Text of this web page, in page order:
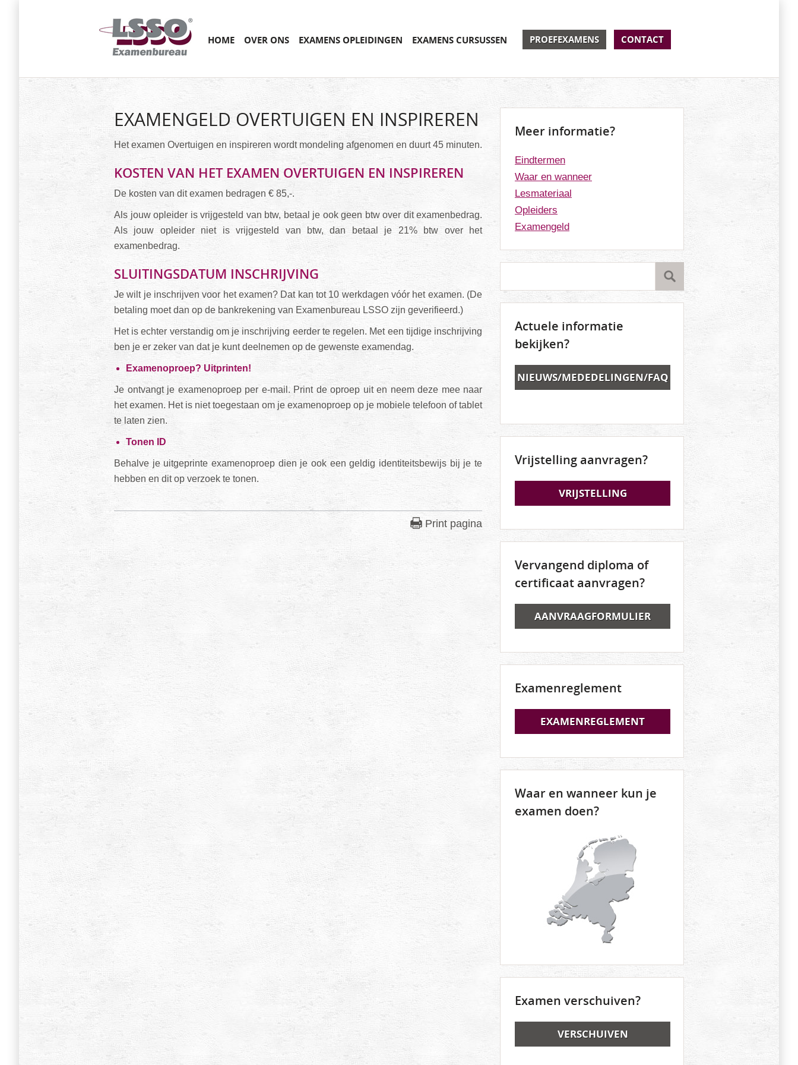
Main menu
SKIP
HOME OVER ONS EXAMENS OPLEIDINGEN EXAMENS CURSUSSEN PROEFEXAMENS CONTACT
EXAMENGELD OVERTUIGEN EN INSPIREREN
Het examen Overtuigen en inspireren wordt mondeling afgenomen en duurt 45 minuten.
KOSTEN VAN HET EXAMEN OVERTUIGEN EN INSPIREREN
De kosten van dit examen bedragen € 85,-.
Als jouw opleider is vrijgesteld van btw, betaal je ook geen btw over dit examenbedrag.
Als jouw opleider niet is vrijgesteld van btw, dan betaal je 21% btw over het
examenbedrag.
SLUITINGSDATUM INSCHRIJVING
Je wilt je inschrijven voor het examen? Dat kan tot 10 werkdagen vóór het examen. (De
betaling moet dan op de bankrekening van Examenbureau LSSO zijn geverifieerd.)
Het is echter verstandig om je inschrijving eerder te regelen. Met een tijdige inschrijving
ben je er zeker van dat je kunt deelnemen op de gewenste examendag.
Examenoproep? Uitprinten!
Je ontvangt je examenoproep per e-mail. Print de oproep uit en neem deze mee naar
het examen. Het is niet toegestaan om je examenoproep op je mobiele telefoon of tablet
te laten zien.
Tonen ID
Behalve je uitgeprinte examenoproep dien je ook een geldig identiteitsbewijs bij je te
hebben en dit op verzoek te tonen.
Print pagina
Meer informatie?
Eindtermen
Waar en wanneer
Lesmateriaal
Opleiders
Examengeld
Actuele informatie
bekijken?
NIEUWS/MEDEDELINGEN/FAQ
Vrijstelling aanvragen?
VRIJSTELLING
Vervangend diploma of
certificaat aanvragen?
AANVRAAGFORMULIER
Examenreglement
EXAMENREGLEMENT
Waar en wanneer kun je
examen doen?
Examen verschuiven?
VERSCHUIVEN